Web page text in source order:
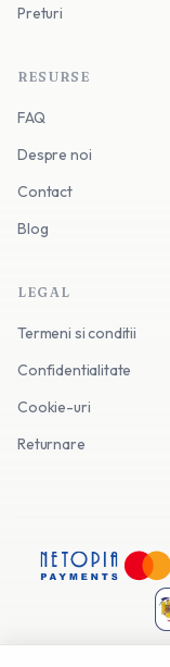
Preturi
RESURSE
FAQ
Despre noi
Contact
Blog
LEGAL
Termeni si conditii
Confidentialitate
Cookie-uri
Returnare